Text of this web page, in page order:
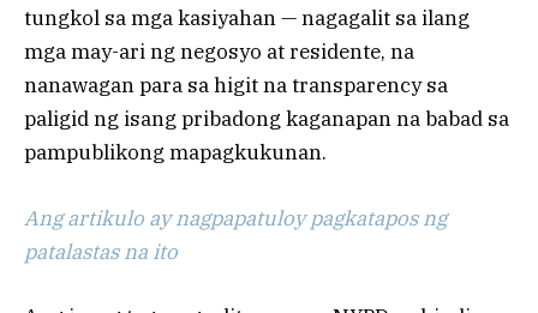
tungkol sa mga kasiyahan — nagagalit sa ilang
mga may-ari ng negosyo at residente, na
nanawagan para sa higit na transparency sa
paligid ng isang pribadong kaganapan na babad sa
pampublikong mapagkukunan.
Ang artikulo ay nagpapatuloy pagkatapos ng
patalastas na ito